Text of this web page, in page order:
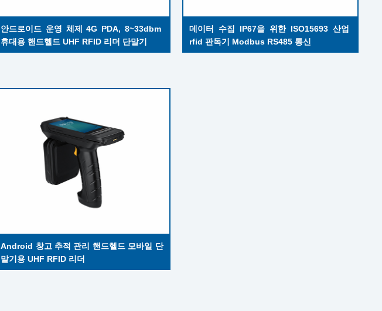
안드로이드 운영 체제 4G PDA, 8~33dbm
휴대용 핸드헬드 UHF RFID 리더 단말기
데이터 수집 IP67을 위한 ISO15693 산업
rfid 판독기 Modbus RS485 통신
Android 창고 추적 관리 핸드헬드 모바일 단
말기용 UHF RFID 리더